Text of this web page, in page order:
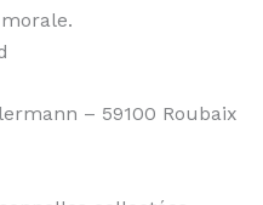
– 59100 Roubaix